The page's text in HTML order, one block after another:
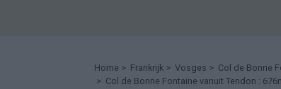
Home > Frankrijk > Vosges > Col de Bonne
> Col de Bonne Fontaine vanuit Tendon :